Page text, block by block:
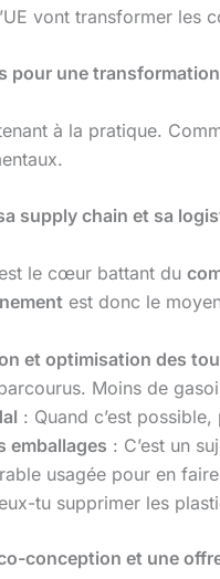
vont transformer les
pour une
à la pratique.
supply chain et sa
est le cœur battant du
est donc le
et optimisation des
Moins de
: Quand c’est
emballages : C’est un
usagée pour en
tu supprimer les
conception et une